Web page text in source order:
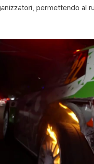
permettendo al